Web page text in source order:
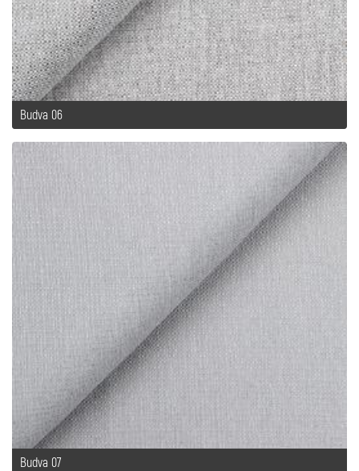
Budva 06
Budva 07